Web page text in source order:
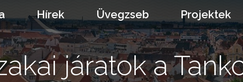
Hírek Üvegzseb Projektek
járatok a